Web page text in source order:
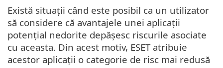
Există situații când este posibil ca un utilizator
să considere că avantajele unei aplicații
potențial nedorite depășesc riscurile asociate
cu aceasta. Din acest motiv, ESET atribuie
acestor aplicații o categorie de risc mai redusă